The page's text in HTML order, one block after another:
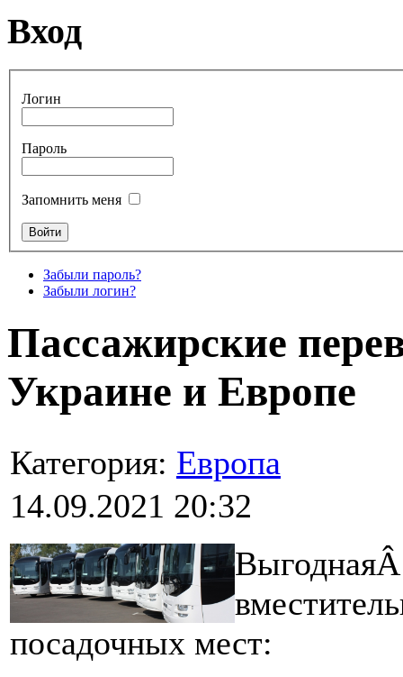
Вход
Логин
Пароль
Запомнить меня
Забыли пароль?
Забыли логин?
Пассажирские
Украине и Европе
Категория: Европа
14.09.2021 20:32
посадочных мест: